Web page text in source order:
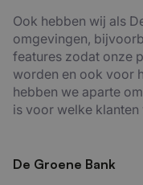
Ook hebben wij als
omgevingen,
features zodat onze
worden en ook voor
hebben we aparte
is voor welke
De Groene Bank